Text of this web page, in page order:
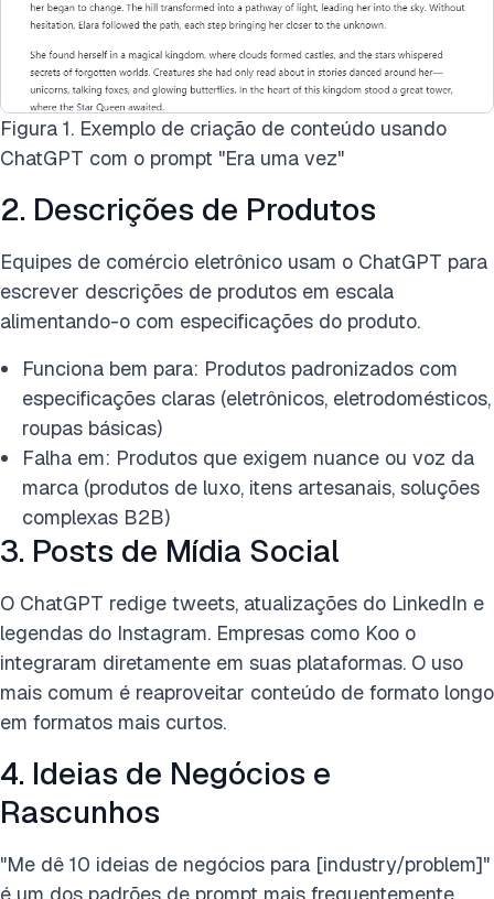
Figura 1. Exemplo de criação de conteúdo usando
ChatGPT com o prompt "Era uma vez"
2. Descrições de Produtos
Equipes de comércio eletrônico usam o ChatGPT para
escrever descrições de produtos em escala
alimentando-o com especificações do produto.
Funciona bem para: Produtos padronizados com
especificações claras (eletrônicos, eletrodomésticos,
roupas básicas)
Falha em: Produtos que exigem nuance ou voz da
marca (produtos de luxo, itens artesanais, soluções
complexas B2B)
3. Posts de Mídia Social
O ChatGPT redige tweets, atualizações do LinkedIn e
legendas do Instagram. Empresas como Koo o
integraram diretamente em suas plataformas. O uso
mais comum é reaproveitar conteúdo de formato longo
em formatos mais curtos.
4. Ideias de Negócios e
Rascunhos
"Me dê 10 ideias de negócios para [industry/problem]"